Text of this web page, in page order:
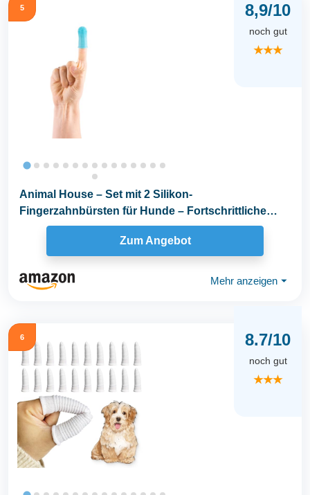
5 8,9/10
noch gut
★★★
Animal House – Set mit 2 Silikon-
Fingerzahnbürsten für Hunde – Fortschrittliche
Zahnpflege...
Zum Angebot
Mehr anzeigen ⏷
6 8.7/10
noch gut
★★★